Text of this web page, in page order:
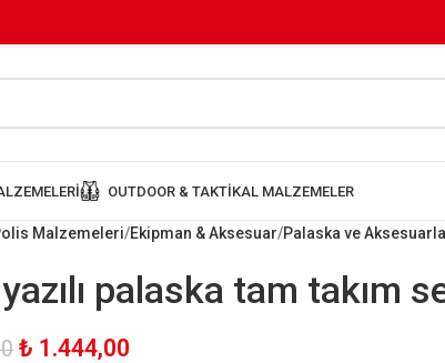
OUTDOOR & TAKTIKAL MALZEMELER
Malzemeleri Ekipman & Aksesuar Palaska ve
palaska tam takım
₺ 1.444,00